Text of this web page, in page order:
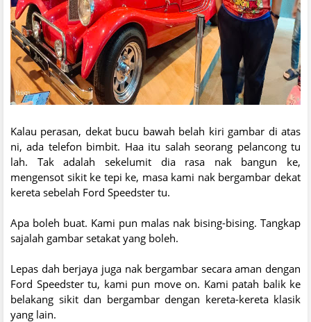
Kalau perasan, dekat bucu bawah belah kiri gambar di atas
ni, ada telefon bimbit. Haa itu salah seorang pelancong tu
lah. Tak adalah sekelumit dia rasa nak bangun ke,
mengensot sikit ke tepi ke, masa kami nak bergambar dekat
kereta sebelah Ford Speedster tu.
Apa boleh buat. Kami pun malas nak bising-bising. Tangkap
sajalah gambar setakat yang boleh.
Lepas dah berjaya juga nak bergambar secara aman dengan
Ford Speedster tu, kami pun move on. Kami patah balik ke
belakang sikit dan bergambar dengan kereta-kereta klasik
yang lain.